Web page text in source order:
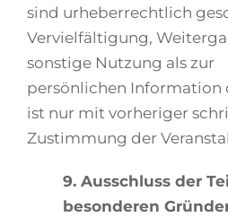
sind urheberrechtlich
Vervielfältigung,
sonstige Nutzung als zur
persönlichen Information
ist nur mit vorheriger
Zustimmung der
9. Ausschluss der
besonderen